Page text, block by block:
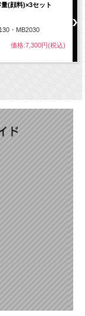
(顔料)×3セット
・MB2030
価格:7,300円(税込)